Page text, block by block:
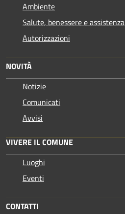
Ambiente
Salute, benessere e assistenza
Autorizzazioni
NOVITÀ
Notizie
Comunicati
Avvisi
VIVERE IL COMUNE
Luoghi
Eventi
CONTATTI